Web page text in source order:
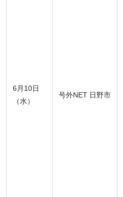
6月10日
（水）
号外NET 日野市